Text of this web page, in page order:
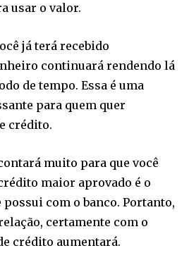
usar o valor.
já terá recebido
continuará rendendo lá
de tempo. Essa é uma
para quem quer
crédito.
muito para que você
maior aprovado é o
com o banco. Portanto,
certamente com o
crédito aumentará.